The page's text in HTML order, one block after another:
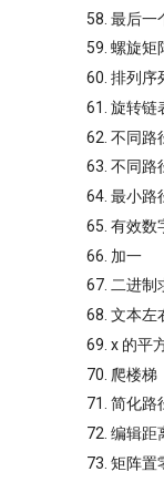
58. 最后一
59. 螺旋矩
60. 排列序
61. 旋转链
62. 不同路
63. 不同路
64. 最小路
65. 有效数
66. 加一
67. 二进制
68. 文本左
69. x 的平
70. 爬楼梯
71. 简化路
72. 编辑距
73. 矩阵置